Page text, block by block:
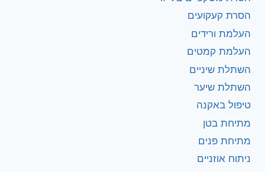
הסרת קעקועים
העלמת ורידים
העלמת קמטים
השתלת שיניים
השתלת שיער
טיפול באקנה
מתיחת בטן
מתיחת פנים
ניתוח אוזניים